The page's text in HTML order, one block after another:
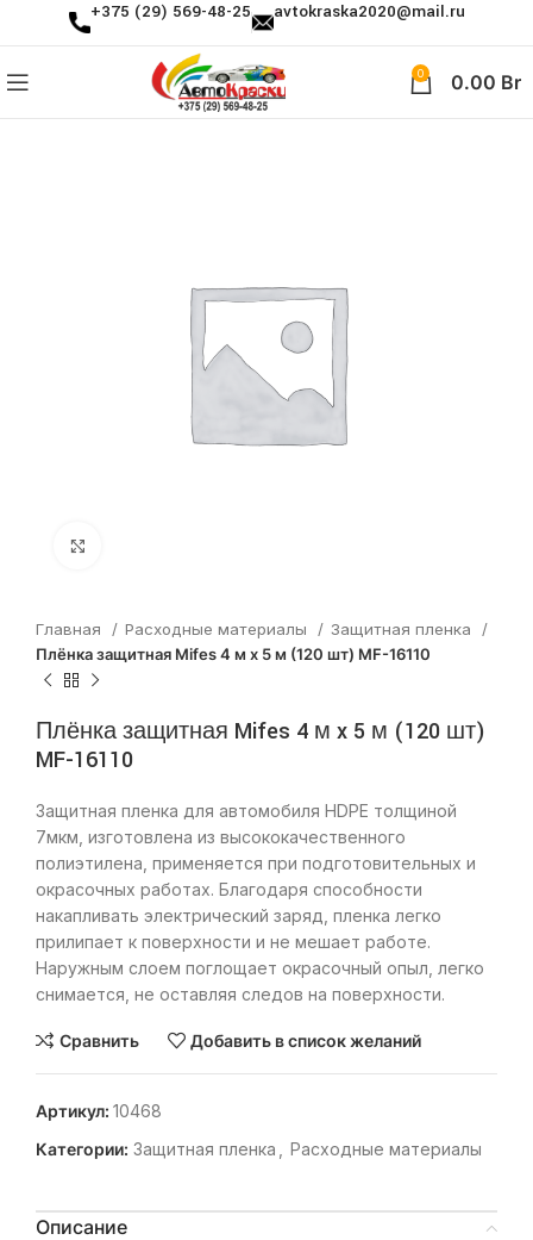
+375 (29) 569-48-25 avtokraska2020@mail.ru
0 0.00 Br
Главная Расходные материалы
Защитная пленка
Плёнка защитная Mifes 4 м x 5 м (120 шт) MF-16110
Плёнка защитная Mifes 4 м x 5 м (120 шт)
MF-16110
Защитная пленка для автомобиля HDPE толщиной
7мкм, изготовлена из высококачественного
полиэтилена, применяется при подготовительных и
окрасочных работах. Благодаря способности
накапливать электрический заряд, пленка легко
прилипает к поверхности и не мешает работе.
Наружным слоем поглощает окрасочный опыл, легко
снимается, не оставляя следов на поверхности.
Сравнить Добавить в список желаний
Артикул: 10468
Категории: Защитная пленка Расходные материалы
Описание